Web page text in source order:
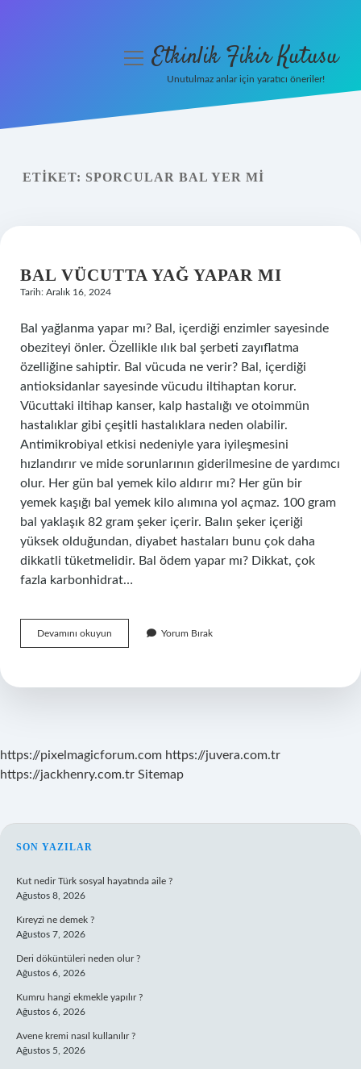
Yasal Uyarı
menüyüEtkinlik Fikir Kutusu
Unutulmaz anlar için yaratıcı öneriler!
ETIKET: SPORCULAR BAL YER MI
BAL VÜCUTTA YAĞ YAPAR MI
Tarih: Aralık 16, 2024
Bal yağlanma yapar mı? Bal, içerdiği enzimler sayesinde
obeziteyi önler. Özellikle ılık bal şerbeti zayıflatma
özelliğine sahiptir. Bal vücuda ne verir? Bal, içerdiği
antioksidanlar sayesinde vücudu iltihaptan korur.
Vücuttaki iltihap kanser, kalp hastalığı ve otoimmün
hastalıklar gibi çeşitli hastalıklara neden olabilir.
Antimikrobiyal etkisi nedeniyle yara iyileşmesini
hızlandırır ve mide sorunlarının giderilmesine de yardımcı
olur. Her gün bal yemek kilo aldırır mı? Her gün bir
yemek kaşığı bal yemek kilo alımına yol açmaz. 100 gram
bal yaklaşık 82 gram şeker içerir. Balın şeker içeriği
yüksek olduğundan, diyabet hastaları bunu çok daha
dikkatli tüketmelidir. Bal ödem yapar mı? Dikkat, çok
fazla karbonhidrat…
Devamını okuyun
Vücutta
Mı
Yorum Bırak
https://pixelmagicforum.com https://juvera.com.tr
https://jackhenry.com.tr Sitemap
SIDEBAR
SON YAZILAR
Kut nedir Türk sosyal hayatında aile ?
Ağustos 8, 2026
Kıreyzi ne demek ?
Ağustos 7, 2026
Deri döküntüleri neden olur ?
Ağustos 6, 2026
Kumru hangi ekmekle yapılır ?
Ağustos 6, 2026
Avene kremi nasıl kullanılır ?
Ağustos 5, 2026